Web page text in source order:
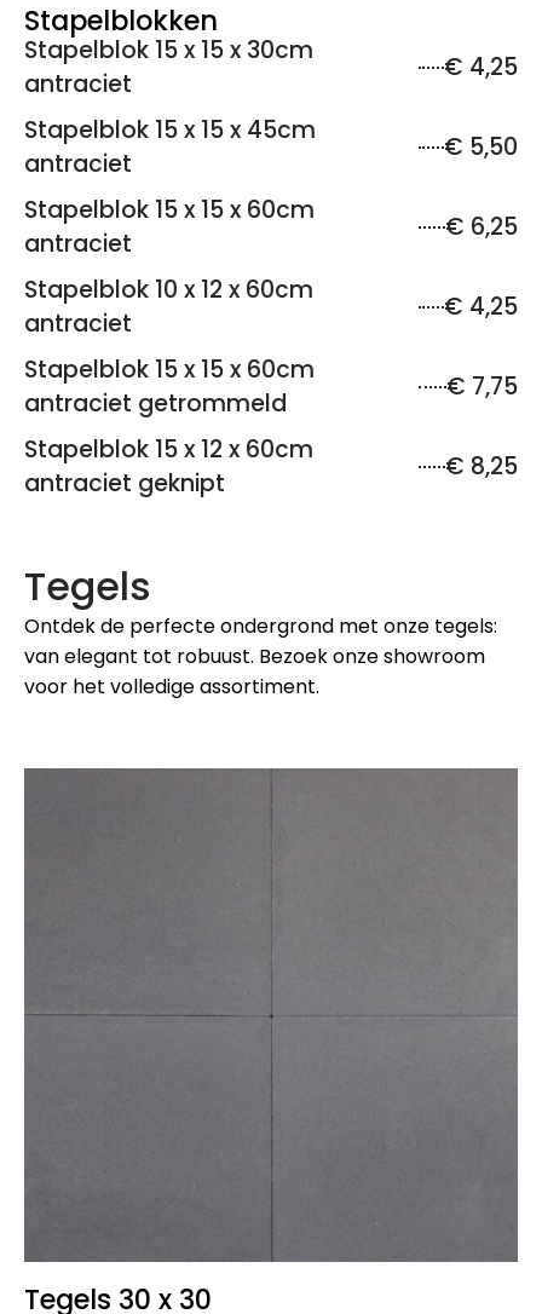
Stapelblokken
Stapelblok 15 x 15 x 30cm
antraciet
€ 4,25
Stapelblok 15 x 15 x 45cm
antraciet
€ 5,50
Stapelblok 15 x 15 x 60cm
antraciet
€ 6,25
Stapelblok 10 x 12 x 60cm
antraciet
€ 4,25
Stapelblok 15 x 15 x 60cm
antraciet getrommeld
€ 7,75
Stapelblok 15 x 12 x 60cm
antraciet geknipt
€ 8,25
Tegels
Ontdek de perfecte ondergrond met onze tegels:
van elegant tot robuust. Bezoek onze showroom
voor het volledige assortiment.
Tegels 30 x 30